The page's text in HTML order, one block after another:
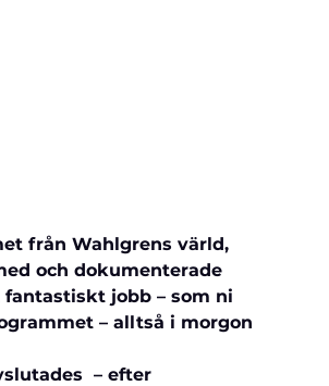
från Wahlgrens värld,
och dokumenterade
jobb – som ni
– alltså i morgon
– efter